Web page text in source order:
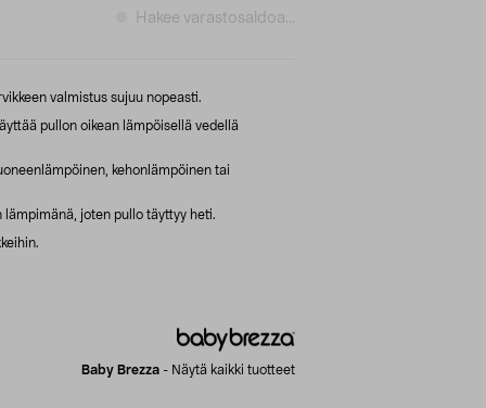
Hakee varastosaldoa...
valmistus sujuu nopeasti.
pullon oikean lämpöisellä vedellä
kehonlämpöinen tai
joten pullo täyttyy heti.
Baby Brezza - Näytä kaikki tuotteet